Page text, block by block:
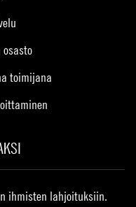
osasto
toimijana
ihmisten lahjoituksiin.